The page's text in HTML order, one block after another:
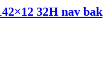
32H nav bak